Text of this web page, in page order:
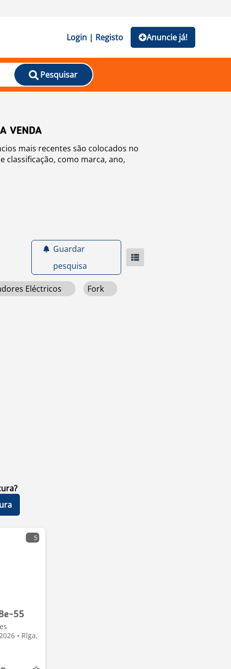
Login | Registo Anuncie já!
Pesquisar
VENDA
mais recentes são colocados no
classificação, como marca, ano,
Guardar
pesquisa
Eléctricos Fork
5
55
• Rīga,